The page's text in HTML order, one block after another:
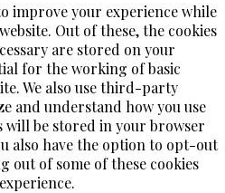
improve your experience while
Out of these, the cookies
are stored on your
for the working of basic
We also use third-party
and understand how you use
will be stored in your browser
also have the option to opt-out
out of some of these cookies